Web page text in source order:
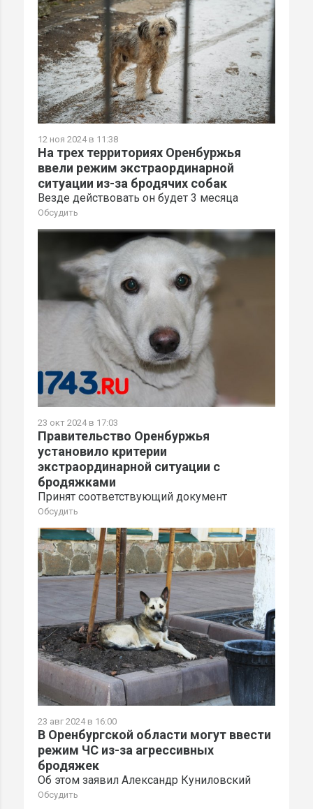
12 ноя 2024 в 11:38
На трех территориях Оренбуржья
ввели режим экстраординарной
ситуации из-за бродячих собак
Везде действовать он будет 3 месяца
Обсудить
23 окт 2024 в 17:03
Правительство Оренбуржья
установило критерии
экстраординарной ситуации с
бродяжками
Принят соответствующий документ
Обсудить
23 авг 2024 в 16:00
В Оренбургской области могут ввести
режим ЧС из-за агрессивных
бродяжек
Об этом заявил Александр Куниловский
Обсудить